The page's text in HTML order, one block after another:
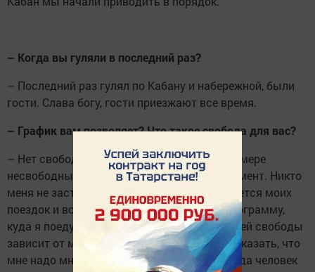
– Когда вы гуляли в последний раз?
– Последний раз гулял по Кабану и набережной, были
гости. Слава богу, гости приезжают все время.
– График вам позволяет? Что такое свобода для вас?
– Нет свободных людей, все мы в какой-то мере
несвободны. Мне надо выдерживать регламент. Никто
меня не заставляет что-то делать, что касается моих
поездок и встреч. Я сам себе формирую программу,
куда я поеду, с кем я встречусь. Степень моей свободы
зависит от моего желания. Я могу вообще сказать, что
мне надо много времени обдумать все. Когда человек